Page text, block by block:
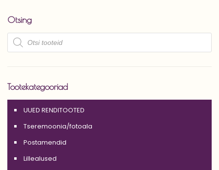
Otsing
Products
search
Tootekategooriad
UUED RENDITOOTED
Tseremoonia/fotoala
Postamendid
Lillealused